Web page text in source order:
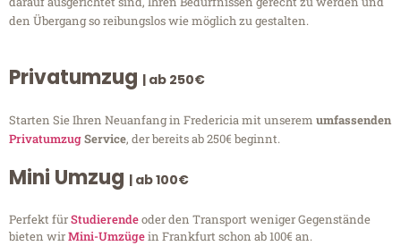
den Übergang so reibungslos wie möglich zu gestalten.
Privatumzug | ab 250€
Starten Sie Ihren Neuanfang in Fredericia mit unserem umfassenden
PrivatumzugService, der bereits ab 250€ beginnt.
Mini Umzug | ab 100€
Perfekt fürStudierendeoder den Transport weniger Gegenstände
bieten wirMini-Umzügein Frankfurt schon ab 100€ an.